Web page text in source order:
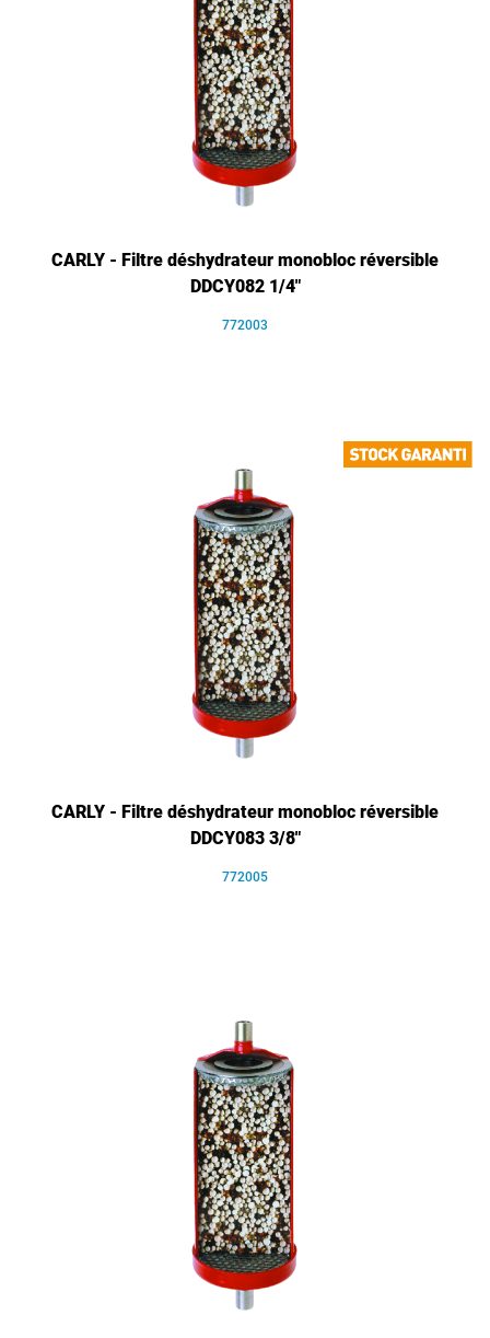
CARLY - Filtre déshydrateur monobloc réversible
DDCY082 1/4"
772003
CARLY - Filtre déshydrateur monobloc réversible
DDCY083 3/8"
772005